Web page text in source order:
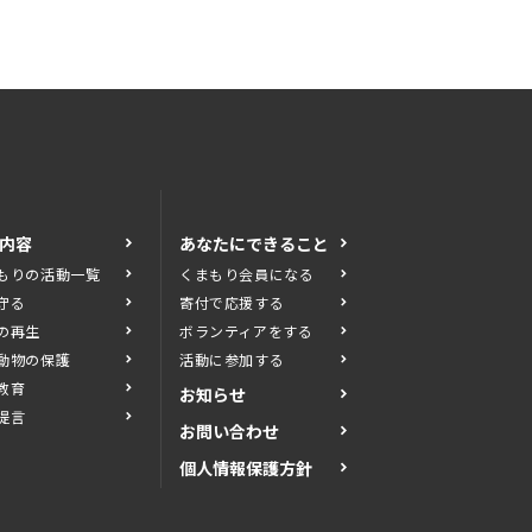
容
りの活動一覧
る
再生
物の保護
育
言
あなたにできること
くまもり会員になる
寄付で応援する
ボランティアをする
活動に参加する
お知らせ
お問い合わせ
個人情報保護方針